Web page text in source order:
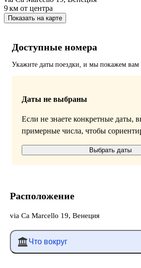
9 км от центра
Показать на карте
Доступные номера
Укажите даты поездки, и мы покажем вам
Даты не выбраны
Если не знаете конкретные даты,
примерные числа, чтобы
Выбрать даты
Расположение
via Ca Marcello 19, Венеция
Что вокруг